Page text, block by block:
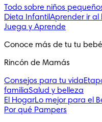
Todo sobre niños
Dieta InfantilAprender ir al
Juega y Aprende
Conoce más de tu tu
Rincón de Mamás
Consejos para tu vida
familiaSalud y belleza
El HogarLo mejor para el
Por qué Pampers